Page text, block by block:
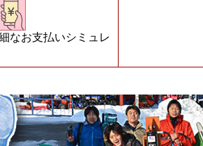
なお支払いシミュレ